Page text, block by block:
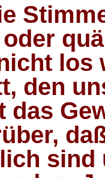
los
den
das
sind